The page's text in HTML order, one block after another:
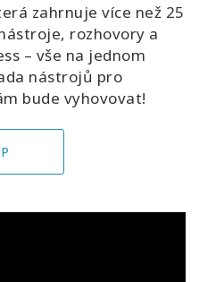
zahrnuje více než 25
rozhovory a
– vše na jednom
nástrojů pro
bude vyhovovat!